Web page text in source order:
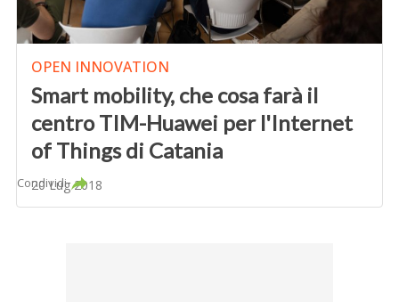
OPEN INNOVATION
Smart mobility, che cosa farà il
centro TIM-Huawei per l'Internet
of Things di Catania
20 Lug 2018
Condividi